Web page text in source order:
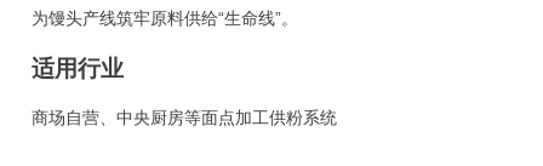
为馒头产线筑牢原料供给“生命线”。
适用行业
商场自营、中央厨房等面点加工供粉系统